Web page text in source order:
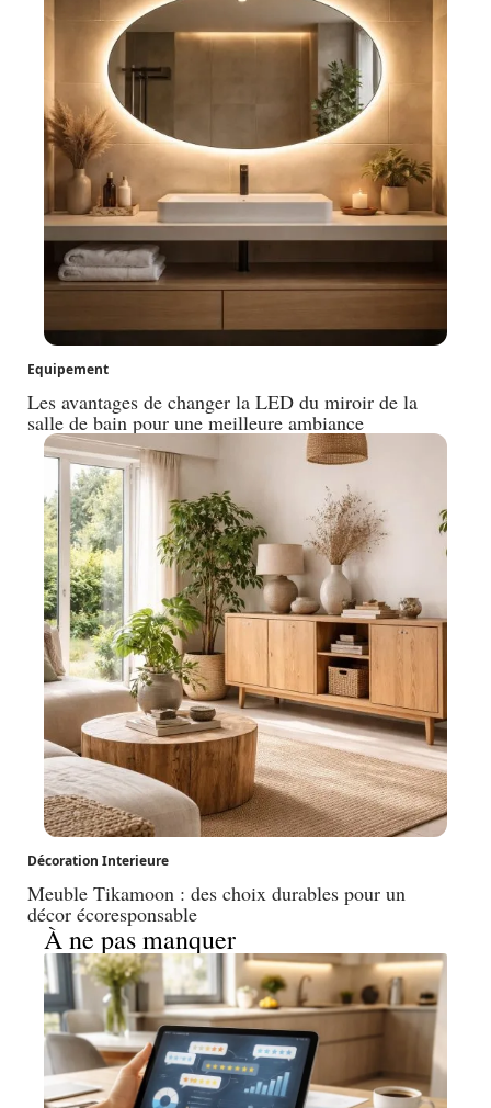
Equipement
Les avantages de changer la LED du miroir de la
salle de bain pour une meilleure ambiance
Décoration Interieure
Meuble Tikamoon : des choix durables pour un
décor écoresponsable
À ne pas manquer